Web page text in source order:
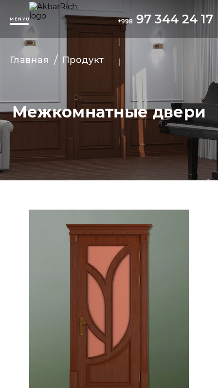
MENYU +998 97 344 24 17
Главная / Продукт
Межкомнатные двери